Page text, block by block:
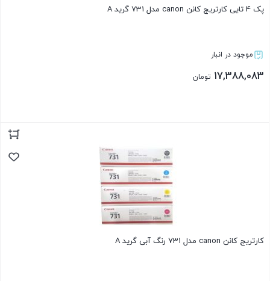
پک 4 تایی کارتریج کانن canon مدل 731 گرید A
موجود در انبار
17,388,083 تومان
کارتریج کانن canon مدل 731 رنگ آبی گرید A